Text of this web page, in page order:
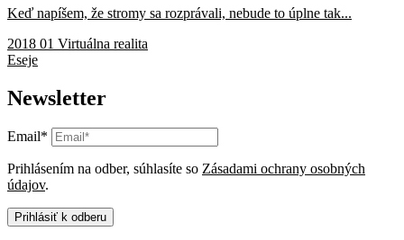
Keď napíšem, že stromy sa rozprávali, nebude to úplne tak...
2018 01 Virtuálna realita
Eseje
Newsletter
Email*
Prihlásením na odber, súhlasíte so Zásadami ochrany osobných
údajov.
Prihlásiť k odberu